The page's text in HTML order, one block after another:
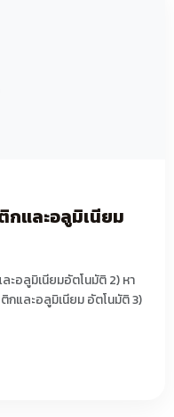
กและอลูมิเนียม
อลูมิเนียมอัตโนมัติ 2) หา
และอลูมิเนียม อัตโนมัติ 3)